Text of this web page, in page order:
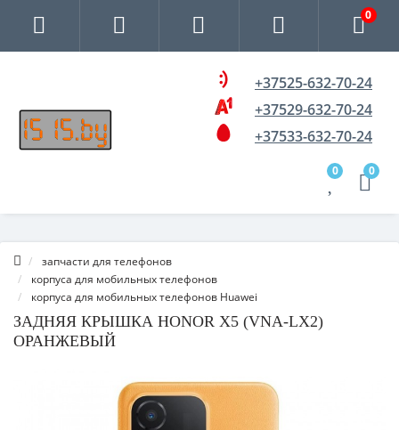
0
+37525-632-70-24
+37529-632-70-24
+37533-632-70-24
0 0
запчасти для телефонов
корпуса для мобильных телефонов
корпуса для мобильных телефонов Huawei
ЗАДНЯЯ КРЫШКА HONOR X5 (VNA-LX2)
ОРАНЖЕВЫЙ